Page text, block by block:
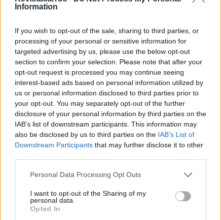
Information
If you wish to opt-out of the sale, sharing to third parties, or
processing of your personal or sensitive information for
targeted advertising by us, please use the below opt-out
section to confirm your selection. Please note that after your
opt-out request is processed you may continue seeing
interest-based ads based on personal information utilized by
us or personal information disclosed to third parties prior to
your opt-out. You may separately opt-out of the further
disclosure of your personal information by third parties on the
IAB’s list of downstream participants. This information may
also be disclosed by us to third parties on the IAB’s List of
Downstream Participants that may further disclose it to other
Personal Data Processing Opt Outs
I want to opt-out of the Sharing of my
personal data.
Opted In
foram parcialmente compensadas pelo crescimento na
Central e de Leste (+7%).
Para 2026, o grupo prevê um crescimento das vendas
globais entre 0% e 3%, com uma rentabilidade
operacional situada entre 4% e 5,5%.
Tags: 2026 Arno Antlitz cortes
primeiro trimestre
queda dos lucros
VW
Virgilio Machado